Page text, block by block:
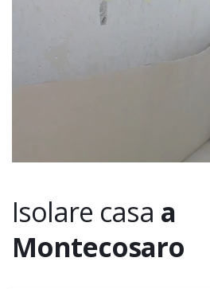
Isolare casa a
Montecosaro